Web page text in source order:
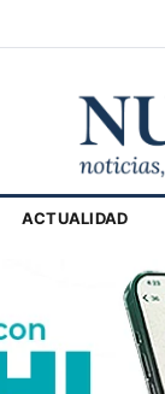
ACTUALIDAD